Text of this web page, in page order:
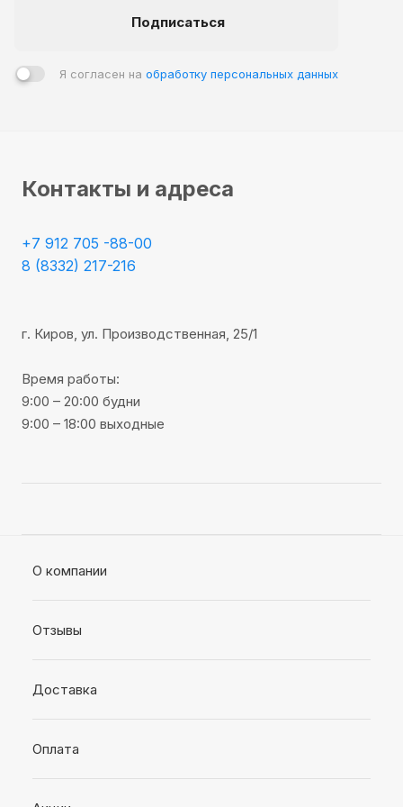
Подписаться
Я согласен на обработку персональных данных
Контакты и адреса
+7 912 705 -88-00
8 (8332) 217-216
г. Киров, ул. Производственная, 25/1
Время работы:
9:00 – 20:00 будни
9:00 – 18:00 выходные
О компании
Отзывы
Доставка
Оплата